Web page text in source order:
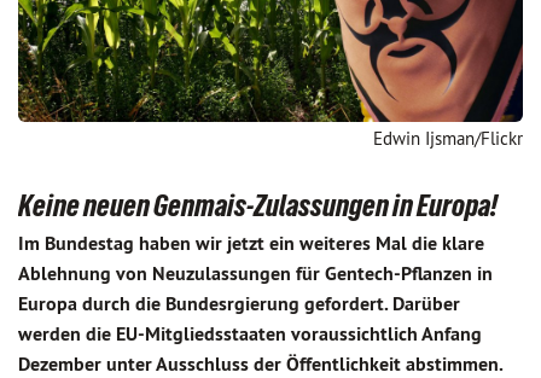
Edwin Ijsman/Flickr
Keine neuen Genmais-Zulassungen in Europa!
Im Bundestag haben wir jetzt ein weiteres Mal die klare
Ablehnung von Neuzulassungen für Gentech-Pflanzen in
Europa durch die Bundesrgierung gefordert. Darüber
werden die EU-Mitgliedsstaaten voraussichtlich Anfang
Dezember unter Ausschluss der Öffentlichkeit abstimmen.